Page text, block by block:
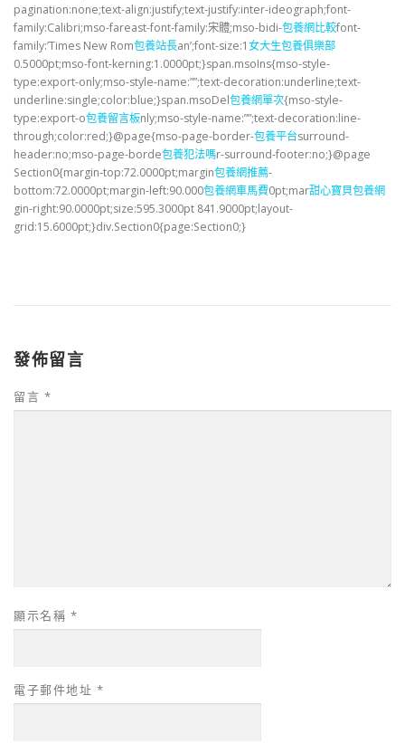
pagination:none;text-align:justify;text-justify:inter-ideograph;font-
family:Calibri;mso-fareast-font-family:宋體;mso-bidi-包養網比較font-
family:’Times New Rom包養站長an’;font-size:1女大生包養俱樂部
0.5000pt;mso-font-kerning:1.0000pt;}span.msoIns{mso-style-
type:export-only;mso-style-name:””;text-decoration:underline;text-
underline:single;color:blue;}span.msoDel包養網單次{mso-style-
type:export-o包養留言板nly;mso-style-name:””;text-decoration:line-
through;color:red;}@page{mso-page-border-包養平台surround-
header:no;mso-page-borde包養犯法嗎r-surround-footer:no;}@page
Section0{margin-top:72.0000pt;margin包養網推薦-
bottom:72.0000pt;margin-left:90.000包養網車馬費0pt;mar甜心寶貝包養網
gin-right:90.0000pt;size:595.3000pt 841.9000pt;layout-
grid:15.6000pt;}div.Section0{page:Section0;}
發佈留言
留言 *
顯示名稱 *
電子郵件地址 *